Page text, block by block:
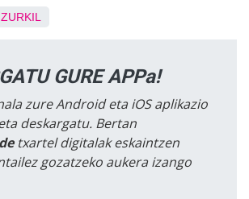
GURE APPa!
zure Android eta iOS aplikazio
deskargatu. Bertan
txartel digitalak eskaintzen
gozatzeko aukera izango